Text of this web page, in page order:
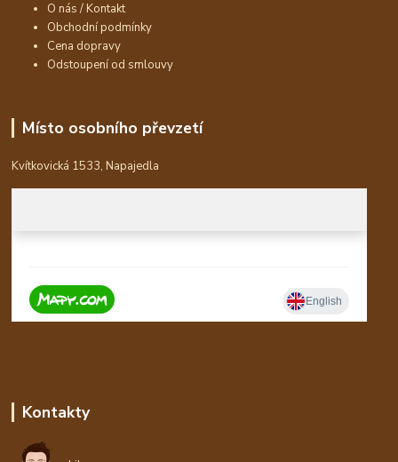
O nás / Kontakt
Obchodní podmínky
Cena dopravy
Odstoupení od smlouvy
Místo osobního převzetí
Kvítkovická 1533, Napajedla
Kontakty